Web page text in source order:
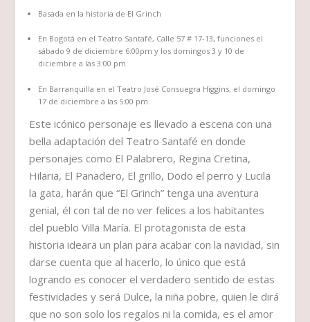
Basada en la historia de El Grinch
En Bogotá en el Teatro Santafé, Calle 57 # 17-13, funciones el
sábado 9 de diciembre 6:00pm y los domingos 3 y 10 de
diciembre a las 3:00 pm.
En Barranquilla en el Teatro José Consuegra Higgins, el domingo
17 de diciembre a las 5:00 pm.
Este icónico personaje es llevado a escena con una
bella adaptación del Teatro Santafé en donde
personajes como El Palabrero, Regina Cretina,
Hilaria, El Panadero, El grillo, Dodo el perro y Lucila
la gata, harán que “El Grinch” tenga una aventura
genial, él con tal de no ver felices a los habitantes
del pueblo Villa María. El protagonista de esta
historia ideara un plan para acabar con la navidad, sin
darse cuenta que al hacerlo, lo único que está
logrando es conocer el verdadero sentido de estas
festividades y será Dulce, la niña pobre, quien le dirá
que no son solo los regalos ni la comida, es el amor